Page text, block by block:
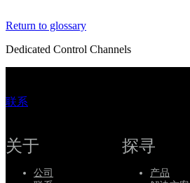
务
如
何
买
源
Return to glossary
Dedicated Control Channels
联系
关于
公司
探寻
产品